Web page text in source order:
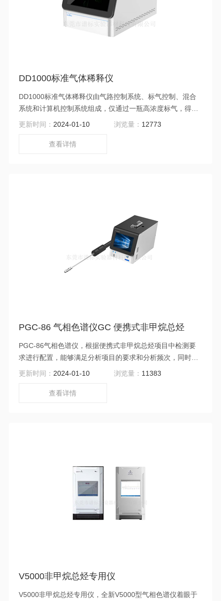
DD1000标准气体稀释仪
DD1000标准气体稀释仪由气路控制系统、标气控制、混合
系统和计算机控制系统组成，仅通过一瓶高浓度标气，得到
所有组分的全量程含量，解决了传统方法过程复杂、使用起
果的准确性和可靠性，给生产、校准以极大方便。
更新时间： 2024-01-10 浏览量： 12773
查看详情
PGC-86 气相色谱仪GC 便携式非甲烷总烃
PGC-86气相色谱仪，根据便携式非甲烷总烃项目中检测要
求进行配置，能够满足分析项目的要求和分析频次，同时进
行仪器配置的优化处理，能够更大限度的提高仪器使用率，
作方便，便于携带。
更新时间： 2024-01-10 浏览量： 11383
查看详情
V5000非甲烷总烃专用仪
V5000非甲烷总烃专用仪，全新V5000型气相色谱仪着眼于